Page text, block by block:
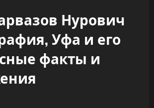
Нурович
Уфа и его
факты и